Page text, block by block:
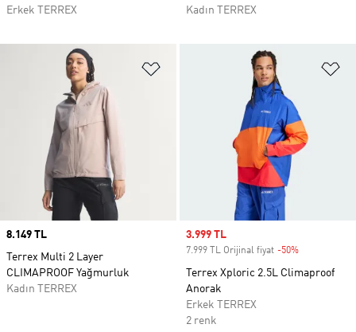
Erkek TERREX
Kadın TERREX
Favori Listesine Ekle
Price
8.149 TL
Terrex Multi 2 Layer
CLIMAPROOF Yağmurluk
Kadın TERREX
Sale price
3.999 TL
7.999 TL Orijinal fiyat -50%
Terrex Xploric 2.5L Climaproof
Anorak
Erkek TERREX
2 renk